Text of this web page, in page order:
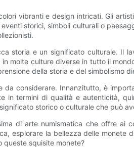
vibranti e design intricati. Gli
storici, simboli culturali o
storia e un significato culturale. Il
molte culture diverse in tutto il
della storia e del simbolismo
considerare. Innanzitutto, è
in termini di qualità e autenticità,
storico o culturale che può
di arte numismatica che offre ai
esplorare la bellezza delle
queste squisite monete?